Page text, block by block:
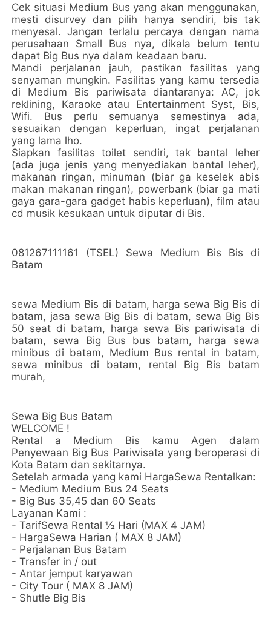
Cek situasi Medium Bus yang akan menggunakan,
mesti disurvey dan pilih hanya sendiri, bis tak
menyesal. Jangan terlalu percaya dengan nama
perusahaan Small Bus nya, dikala belum tentu
dapat Big Bus nya dalam keadaan baru.
Mandi perjalanan jauh, pastikan fasilitas yang
senyaman mungkin. Fasilitas yang kamu tersedia
di Medium Bis pariwisata diantaranya: AC, jok
reklining, Karaoke atau Entertainment Syst, Bis,
Wifi. Bus perlu semuanya semestinya ada,
sesuaikan dengan keperluan, ingat perjalanan
yang lama lho.
Siapkan fasilitas toilet sendiri, tak bantal leher
(ada juga jenis yang menyediakan bantal leher),
makanan ringan, minuman (biar ga keselek abis
makan makanan ringan), powerbank (biar ga mati
gaya gara-gara gadget habis keperluan), film atau
cd musik kesukaan untuk diputar di Bis.
081267111161 (TSEL) Sewa Medium Bis Bis di
Batam
sewa Medium Bis di batam, harga sewa Big Bis di
batam, jasa sewa Big Bis di batam, sewa Big Bis
50 seat di batam, harga sewa Bis pariwisata di
batam, sewa Big Bus bus batam, harga sewa
minibus di batam, Medium Bus rental in batam,
sewa minibus di batam, rental Big Bis batam
murah,
Sewa Big Bus Batam
WELCOME !
Rental a Medium Bis kamu Agen dalam
Penyewaan Big Bus Pariwisata yang beroperasi di
Kota Batam dan sekitarnya.
Setelah armada yang kami HargaSewa Rentalkan:
- Medium Medium Bus 24 Seats
- Big Bus 35,45 dan 60 Seats
Layanan Kami :
- TarifSewa Rental ½ Hari (MAX 4 JAM)
- HargaSewa Harian ( MAX 8 JAM)
- Perjalanan Bus Batam
- Transfer in / out
- Antar jemput karyawan
- City Tour ( MAX 8 JAM)
- Shutle Big Bis